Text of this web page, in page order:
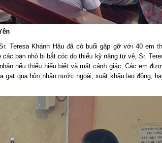
Teresa Khánh Hậu đã có buổi gặp gỡ với 40 em
bạn nhỏ bị bắt cóc do thiếu kỹ năng tự vệ, Sr.
nếu thiếu hiểu biết và mất cảnh giác. Các em
qua hôn nhân nước ngoài, xuất khẩu lao động,